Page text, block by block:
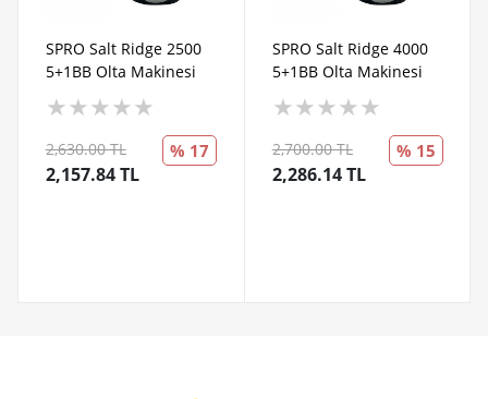
SPRO Salt Ridge 2500
5+1BB Olta Makinesi
★★★★★
2,630.00 TL
2,157.84 TL
% 17
SPRO Salt Ridge 4000
5+1BB Olta Makinesi
★★★★★
2,700.00 TL
2,286.14 TL
% 15